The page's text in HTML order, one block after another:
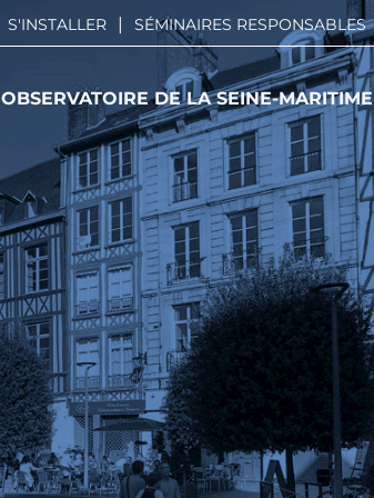
S'INSTALLER SÉMINAIRES RESPONSABLES
OBSERVATOIRE DE LA SEINE-MARITIME